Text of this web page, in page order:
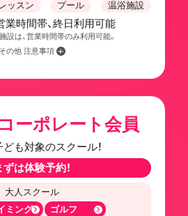
ッスン プール 温浴施設
業時間帯、終日利用可能
設は、営業時間帯のみ利用可能。
その他 注意事項
ーポレート会員
も対象のスクール！
ずは体験予約！
大人スクール
ミング ゴルフ